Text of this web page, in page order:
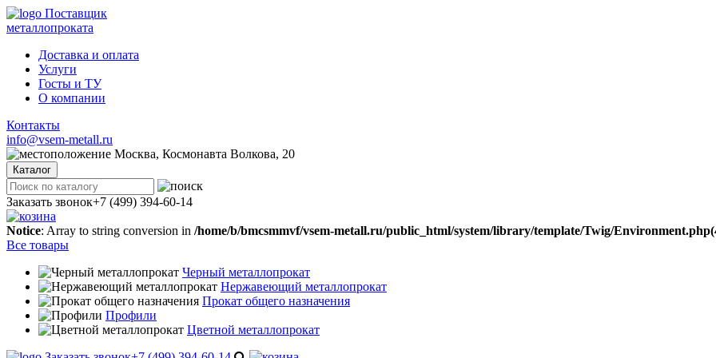
Поставщик
металлопроката
Доставка и оплата
Услуги
Госты и ТУ
О компании
Контакты
info@vsem-metall.ru
Москва, Космонавта Волкова, 20
Каталог
Заказать звонок+7 (499) 394-60-14
Notice: Array to string conversion in /home/b/bmcsmmvf/vsem-metall.ru/public_html/system/library/template/Twig/
Все товары
Черный металлопрокат
Нержавеющий металлопрокат
Прокат общего назначения
Профили
Цветной металлопрокат